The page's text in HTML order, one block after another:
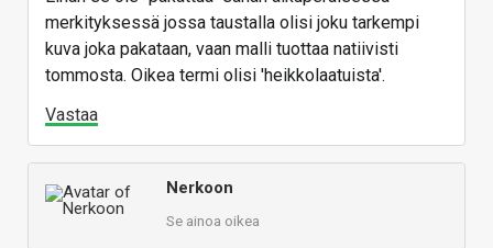
merkityksessä jossa taustalla olisi joku tarkempi
kuva joka pakataan, vaan malli tuottaa natiivisti
tommosta. Oikea termi olisi 'heikkolaatuista'.
Vastaa
Nerkoon
Se ainoa oikea